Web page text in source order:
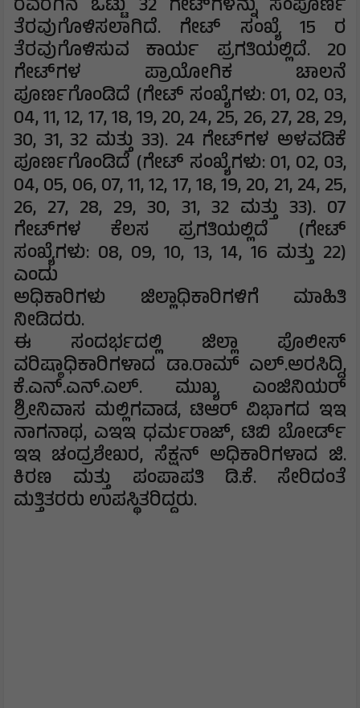
ರವರೆಗಿನ ಒಟ್ಟು 32 ಗೇಟ್‌ಗಳನ್ನು ಸಂಪೂರ್ಣ
ತೆರವುಗೊಳಿಸಲಾಗಿದೆ. ಗೇಟ್ ಸಂಖ್ಯೆ 15 ರ
ತೆರವುಗೊಳಿಸುವ ಕಾರ್ಯ ಪ್ರಗತಿಯಲ್ಲಿದೆ. 20
ಗೇಟ್‌ಗಳ ಪ್ರಾಯೋಗಿಕ ಚಾಲನೆ
ಪೂರ್ಣಗೊಂಡಿದೆ (ಗೇಟ್ ಸಂಖ್ಯೆಗಳು: 01, 02, 03,
04, 11, 12, 17, 18, 19, 20, 24, 25, 26, 27, 28, 29,
30, 31, 32 ಮತ್ತು 33). 24 ಗೇಟ್‌ಗಳ ಅಳವಡಿಕೆ
ಪೂರ್ಣಗೊಂಡಿದೆ (ಗೇಟ್ ಸಂಖ್ಯೆಗಳು: 01, 02, 03,
04, 05, 06, 07, 11, 12, 17, 18, 19, 20, 21, 24, 25,
26, 27, 28, 29, 30, 31, 32 ಮತ್ತು 33). 07
ಗೇಟ್‌ಗಳ ಕೆಲಸ ಪ್ರಗತಿಯಲ್ಲಿದೆ (ಗೇಟ್
ಸಂಖ್ಯೆಗಳು: 08, 09, 10, 13, 14, 16 ಮತ್ತು 22)
ಎಂದು
ಅಧಿಕಾರಿಗಳು ಜಿಲ್ಲಾಧಿಕಾರಿಗಳಿಗೆ ಮಾಹಿತಿ
ನೀಡಿದರು.
ಈ ಸಂದರ್ಭದಲ್ಲಿ ಜಿಲ್ಲಾ ಪೊಲೀಸ್
ವರಿಷ್ಠಾಧಿಕಾರಿಗಳಾದ ಡಾ.ರಾಮ್ ಎಲ್.ಅರಸಿದ್ದಿ,
ಕೆ.ಎನ್.ಎನ್.ಎಲ್. ಮುಖ್ಯ ಎಂಜಿನಿಯರ್
ಶ್ರೀನಿವಾಸ ಮಲ್ಲಿಗವಾಡ, ಟಿಆರ್ ವಿಭಾಗದ ಇಇ
ನಾಗನಾಥ, ಎಇಇ ಧರ್ಮರಾಜ್, ಟಿಬಿ ಬೋರ್ಡ್
ಇಇ ಚಂದ್ರಶೇಖರ, ಸೆಕ್ಷನ್ ಅಧಿಕಾರಿಗಳಾದ ಜಿ.
ಕಿರಣ ಮತ್ತು ಪಂಪಾಪತಿ ಡಿ.ಕೆ. ಸೇರಿದಂತೆ
ಮತ್ತಿತರರು ಉಪಸ್ಥಿತರಿದ್ದರು.